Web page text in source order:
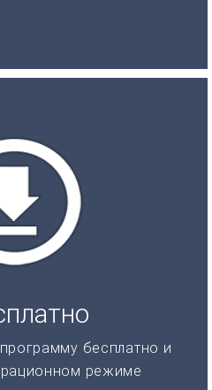
бесплатно и
режиме